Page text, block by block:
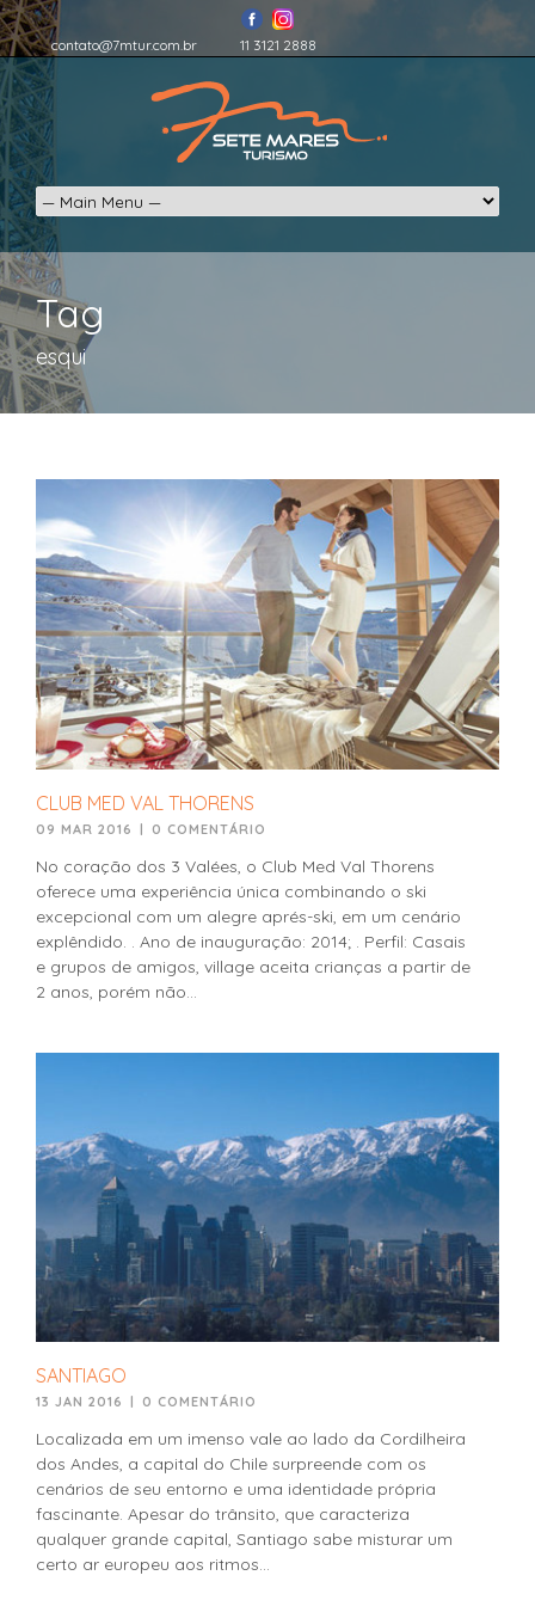
contato@7mtur.com.br 11 3121 2888
Tag
esqui
CLUB MED VAL THORENS
09 MAR 2016 | 0 COMENTÁRIO
No coração dos 3 Valées, o Club Med Val Thorens
oferece uma experiência única combinando o ski
excepcional com um alegre aprés-ski, em um cenário
explêndido. . Ano de inauguração: 2014; . Perfil: Casais
e grupos de amigos, village aceita crianças a partir de
2 anos, porém não...
SANTIAGO
13 JAN 2016 0 COMENTÁRIO
Localizada em um imenso vale ao lado da Cordilheira
dos Andes, a capital do Chile surpreende com os
cenários de seu entorno e uma identidade própria
fascinante. Apesar do trânsito, que caracteriza
qualquer grande capital, Santiago sabe misturar um
certo ar europeu aos ritmos...